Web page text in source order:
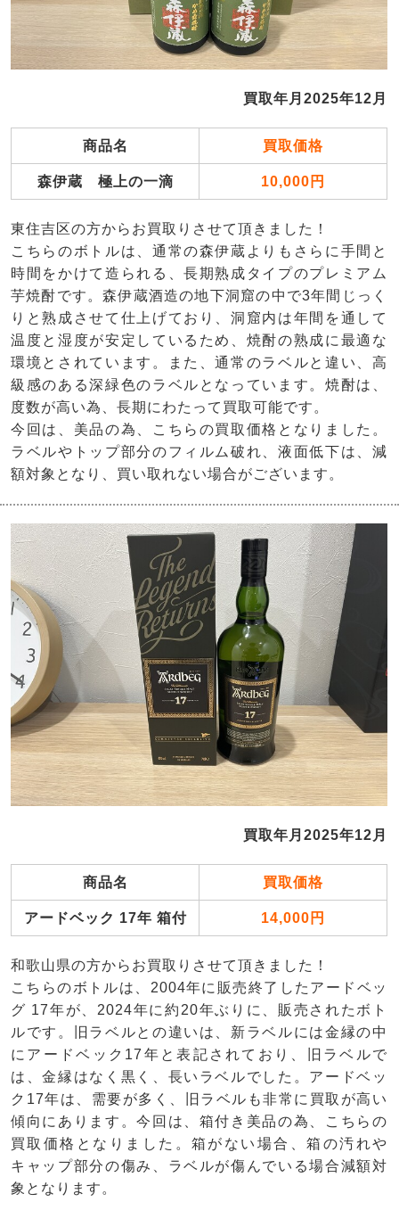
買取年月2025年12月
商品名 買取価格
森伊蔵 極上の一滴 10,000円
東住吉区の方からお買取りさせて頂きました！
こちらのボトルは、通常の森伊蔵よりもさらに手間と
時間をかけて造られる、長期熟成タイプのプレミアム
芋焼酎です。森伊蔵酒造の地下洞窟の中で3年間じっく
りと熟成させて仕上げており、洞窟内は年間を通して
温度と湿度が安定しているため、焼酎の熟成に最適な
環境とされています。また、通常のラベルと違い、高
級感のある深緑色のラベルとなっています。焼酎は、
度数が高い為、長期にわたって買取可能です。
今回は、美品の為、こちらの買取価格となりました。
ラベルやトップ部分のフィルム破れ、液面低下は、減
額対象となり、買い取れない場合がございます。
買取年月2025年12月
商品名 買取価格
アードベック 17年 箱付 14,000円
和歌山県の方からお買取りさせて頂きました！
こちらのボトルは、2004年に販売終了したアードベッ
グ 17年が、2024年に約20年ぶりに、販売されたボト
ルです。旧ラベルとの違いは、新ラベルには金縁の中
にアードベック17年と表記されており、旧ラベルで
は、金縁はなく黒く、長いラベルでした。アードベッ
ク17年は、需要が多く、旧ラベルも非常に買取が高い
傾向にあります。今回は、箱付き美品の為、こちらの
買取価格となりました。箱がない場合、箱の汚れや
キャップ部分の傷み、ラベルが傷んでいる場合減額対
象となります。